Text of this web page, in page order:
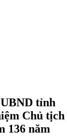
tỉnh
Chủ tịch
136 năm